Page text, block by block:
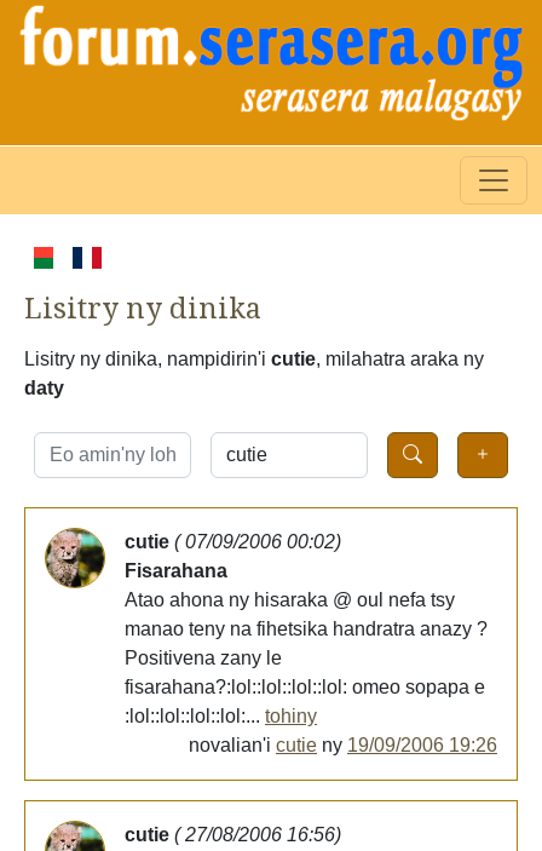
Lisitry ny dinika
Lisitry ny dinika, nampidirin'i cutie, milahatra araka ny
daty
cutie ( 07/09/2006 00:02)
Fisarahana
Atao ahona ny hisaraka @ oul nefa tsy
manao teny na fihetsika handratra anazy ?
Positivena zany le
fisarahana?:lol::lol::lol::lol: omeo sopapa e
:lol::lol::lol::lol:... tohiny
novalian'i cutie ny 19/09/2006 19:26
cutie ( 27/08/2006 16:56)